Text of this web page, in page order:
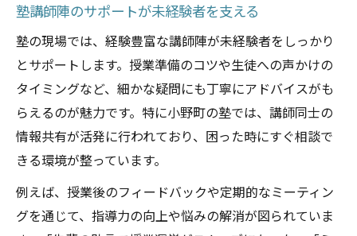
塾講師陣のサポートが未経験者を支える
塾の現場では、経験豊富な講師陣が未経験者をしっかり
とサポートします。授業準備のコツや生徒への声かけの
タイミングなど、細かな疑問にも丁寧にアドバイスがも
らえるのが魅力です。特に小野町の塾では、講師同士の
情報共有が活発に行われており、困った時にすぐ相談で
きる環境が整っています。
例えば、授業後のフィードバックや定期的なミーティン
グを通じて、指導力の向上や悩みの解消が図られていま